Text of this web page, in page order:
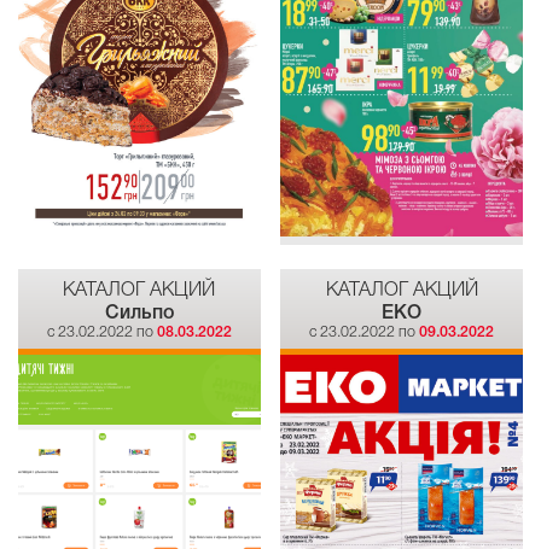
КАТАЛОГ АКЦИЙ
Сильпо
c 23.02.2022 по 08.03.2022
КАТАЛОГ АКЦИЙ
EKO
c 23.02.2022 по09.03.2022